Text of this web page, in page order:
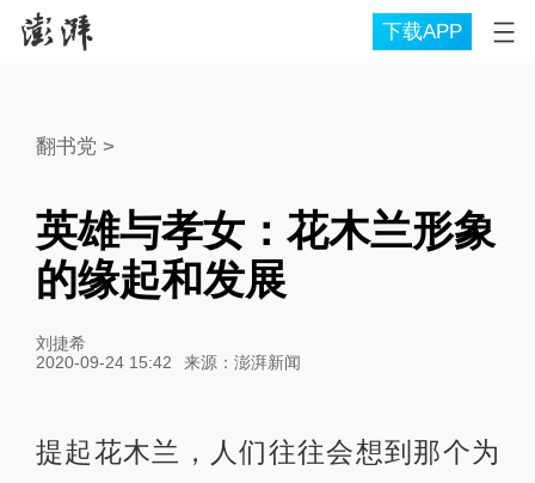
下载APP
翻书党 >
英雄与孝女：花木兰形象
的缘起和发展
刘捷希
2020-09-24 15:42
来源： 澎湃新闻
提起花木兰，人们往往会想到那个为